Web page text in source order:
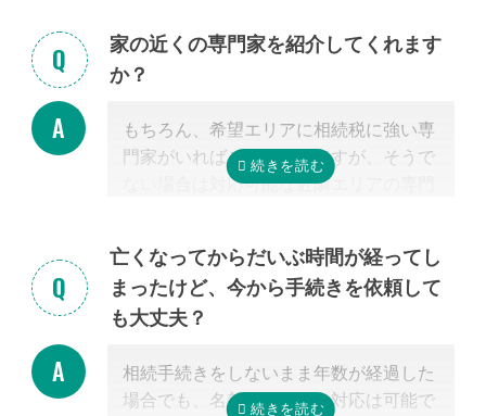
家の近くの専門家を紹介してくれます
か？
もちろん、希望エリアに相続税に強い専
門家がいればご紹介可能ですが、そうで
ない場合は対応可能な近隣エリアの専門
は、自宅近くに事務所があるかではな
く、その士業が相続税に強いかどうかだ
からです。
の必修科目でないことから資格試験を取
る時に選択していない人にとっては専門
亡くなってからだいぶ時間が経ってし
まったけど、今から手続きを依頼して
も大丈夫？
相続手続きをしないまま年数が経過した
場合でも、名義変更などの対応は可能で